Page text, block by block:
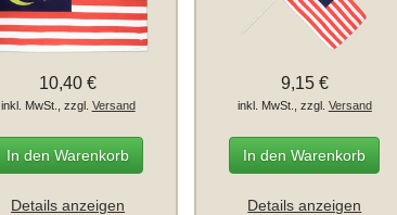
10,40 €
inkl. MwSt., zzgl. Versand
In den Warenkorb
Details anzeigen
9,15 €
inkl. MwSt., zzgl. Versand
In den Warenkorb
Details anzeigen